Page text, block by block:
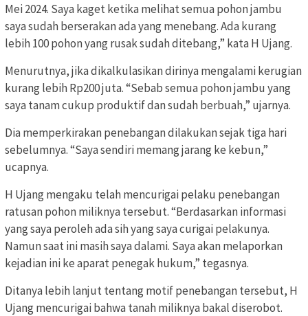
Mei 2024. Saya kaget ketika melihat semua pohon jambu
saya sudah berserakan ada yang menebang. Ada kurang
lebih 100 pohon yang rusak sudah ditebang,” kata H Ujang.
Menurutnya, jika dikalkulasikan dirinya mengalami kerugian
kurang lebih Rp200 juta. “Sebab semua pohon jambu yang
saya tanam cukup produktif dan sudah berbuah,” ujarnya.
Dia memperkirakan penebangan dilakukan sejak tiga hari
sebelumnya. “Saya sendiri memang jarang ke kebun,”
ucapnya.
H Ujang mengaku telah mencurigai pelaku penebangan
ratusan pohon miliknya tersebut. “Berdasarkan informasi
yang saya peroleh ada sih yang saya curigai pelakunya.
Namun saat ini masih saya dalami. Saya akan melaporkan
kejadian ini ke aparat penegak hukum,” tegasnya.
Ditanya lebih lanjut tentang motif penebangan tersebut, H
Ujang mencurigai bahwa tanah miliknya bakal diserobot.